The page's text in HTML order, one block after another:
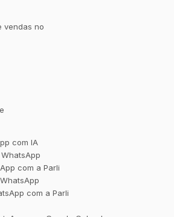
vendas no
com IA
com a Parli
com a Parli